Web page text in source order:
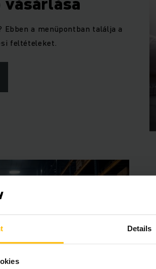
Details
a menüpontban találja a
feltételeket.